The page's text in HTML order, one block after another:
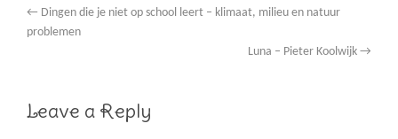
← Dingen die je niet op school leert – klimaat, milieu en natuur
problemen
Luna – Pieter Koolwijk →
Leave a Reply